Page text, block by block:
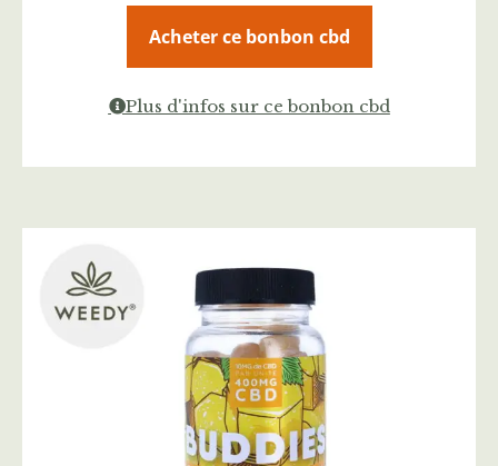
Acheter ce bonbon cbd
Plus d'infos sur ce bonbon cbd